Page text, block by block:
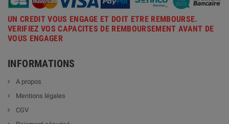
UN CREDIT VOUS ENGAGE ET DOIT ETRE REMBOURSE.
VERIFIEZ VOS CAPACITES DE REMBOURSEMENT AVANT DE
VOUS ENGAGER
INFORMATIONS
A propos
Mentions légales
CGV